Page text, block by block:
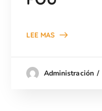
LEE MAS
Administración